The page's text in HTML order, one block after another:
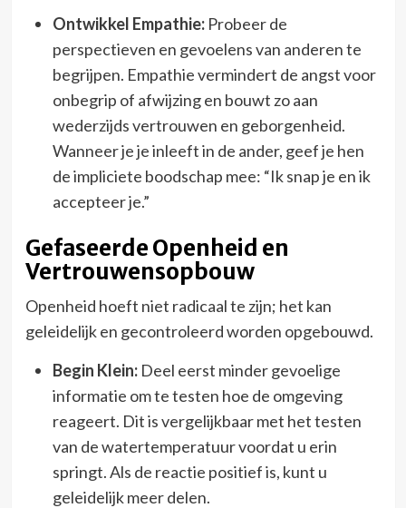
Ontwikkel Empathie:Probeer de
perspectieven en gevoelens van anderen te
begrijpen. Empathie vermindert de angst voor
onbegrip of afwijzing en bouwt zo aan
wederzijds vertrouwen en geborgenheid.
Wanneer je je inleeft in de ander, geef je hen
de impliciete boodschap mee: “Ik snap je en ik
accepteer je.”
Gefaseerde Openheid en
Vertrouwensopbouw
Openheid hoeft niet radicaal te zijn; het kan
geleidelijk en gecontroleerd worden opgebouwd.
Begin Klein:Deel eerst minder gevoelige
informatie om te testen hoe de omgeving
reageert. Dit is vergelijkbaar met het testen
van de watertemperatuur voordat u erin
springt. Als de reactie positief is, kunt u
geleidelijk meer delen.